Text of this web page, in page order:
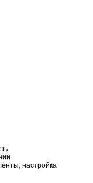
настройка